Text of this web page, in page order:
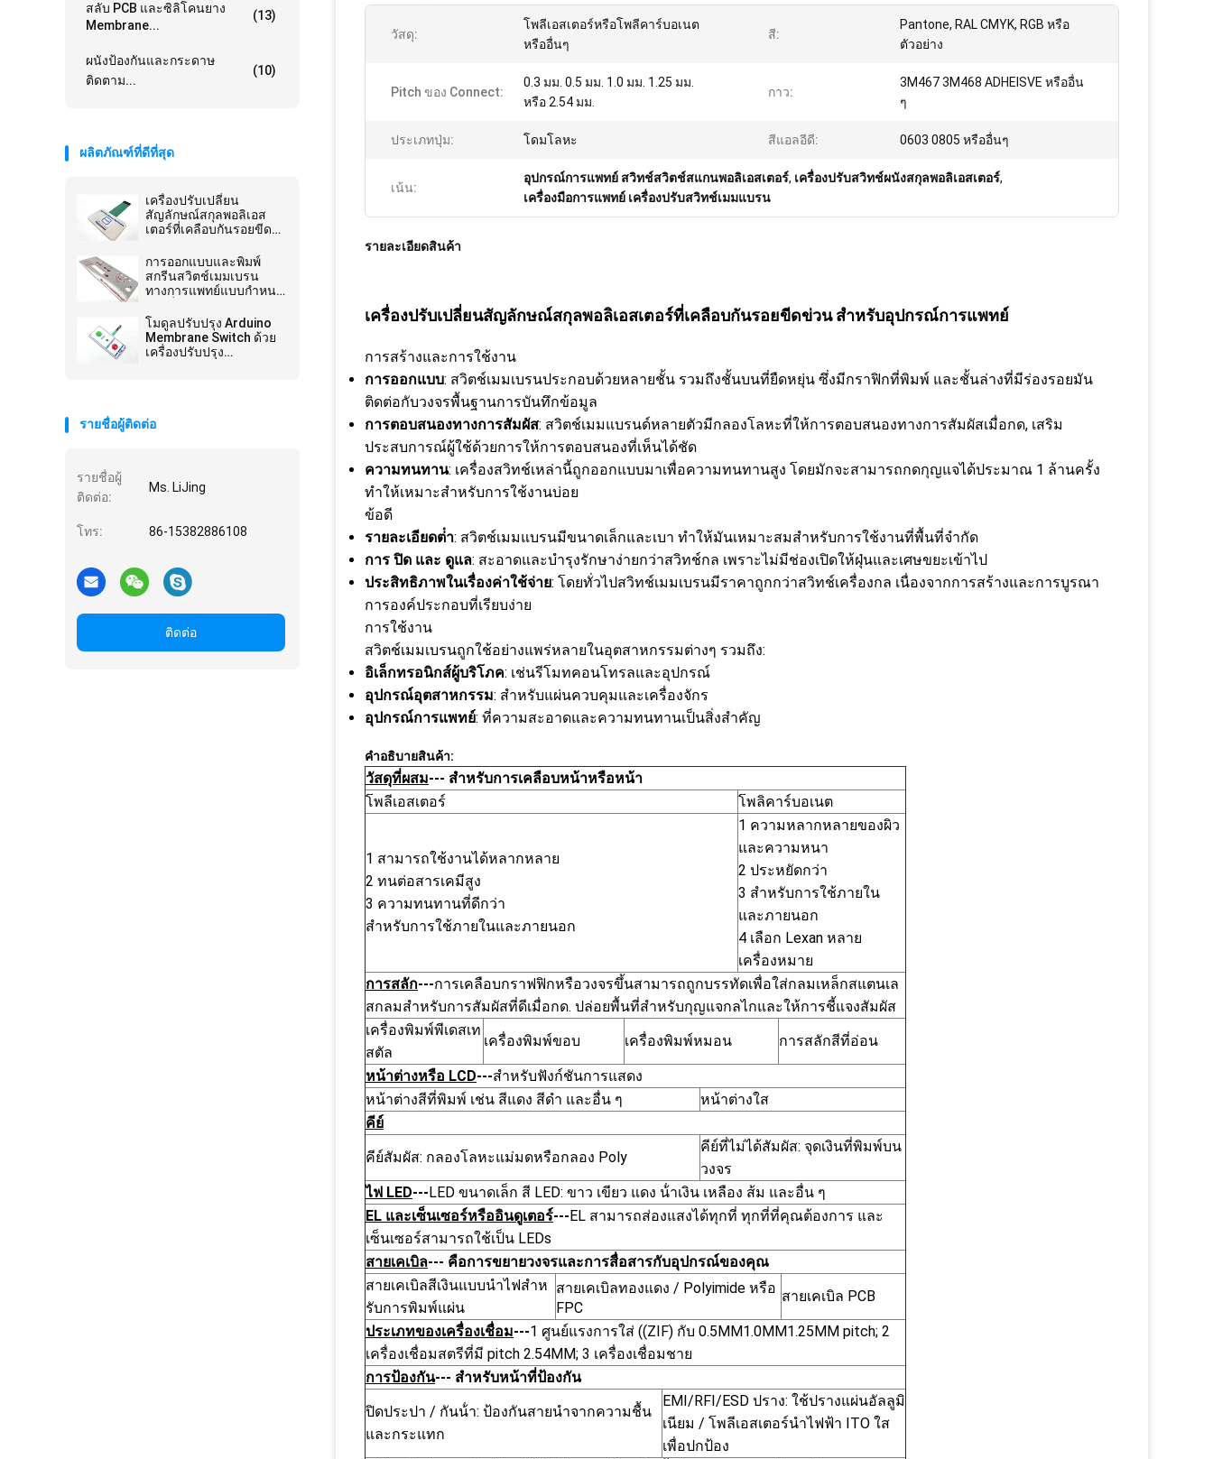
สลับ PCB และซิลิโคนยาง
Membrane...
(13)
ผนังป้องกันและกระดาษ
ติดตาม...
(10)
ผลิตภัณฑ์ที่ดีที่สุด
เครื่องปรับเปลี่ยน
สัญลักษณ์สกุลพอลิเอส
เตอร์ที่เคลือบกันรอยขีด
แพทย์
การออกแบบและพิมพ์
สกรีนสวิตช์เมมเบรน
ทางการแพทย์แบบกำหนด
ใช้ที่เหมาะสมที่สุดพร้อม
กราฟิกโอเวอร์เลย์
โมดูลปรับปรุง Arduino
Membrane Switch ด้วย
เครื่องปรับปรุง
รายชื่อผู้ติดต่อ
รายชื่อผู้
ติดต่อ:
Ms. LiJing
โทร: 86-15382886108
ติดต่อ
วัสดุ:
โพลีเอสเตอร์หรือโพลีคาร์บอเนต
หรืออื่นๆ
สี:
Pantone, RAL CMYK, RGB หรือ
ตัวอย่าง
Pitch ของ Connect:
0.3 มม. 0.5 มม. 1.0 มม. 1.25 มม.
หรือ 2.54 มม.
กาว:
3M467 3M468 ADHEISVE หรืออื่น
ๆ
ประเภทปุ่ม: โดมโลหะ สีแอลอีดี: 0603 0805 หรืออื่นๆ
เน้น:
อุปกรณ์การแพทย์ สวิทช์สวิตช์สแกนพอลิเอสเตอร์, เครื่องปรับสวิทช์ผนังสกุลพอลิเอสเตอร์,
เครื่องมือการแพทย์ เครื่องปรับสวิทช์เมมแบรน
รายละเอียดสินค้า
เครื่องปรับเปลี่ยนสัญลักษณ์สกุลพอลิเอสเตอร์ที่เคลือบกันรอยขีดข่วน สําหรับอุปกรณ์การแพทย์
การสร้างและการใช้งาน
การออกแบบ: สวิตช์เมมเบรนประกอบด้วยหลายชั้น รวมถึงชั้นบนที่ยืดหยุ่น ซึ่งมีกราฟิกที่พิมพ์ และชั้นล่างที่มีร่องรอยมัน
ติดต่อกับวงจรพื้นฐานการบันทึกข้อมูล
การตอบสนองทางการสัมผัส: สวิตช์เมมแบรนด์หลายตัวมีกลองโลหะที่ให้การตอบสนองทางการสัมผัสเมื่อกด, เสริม
ประสบการณ์ผู้ใช้ด้วยการให้การตอบสนองที่เห็นได้ชัด
ความทนทาน: เครื่องสวิทช์เหล่านี้ถูกออกแบบมาเพื่อความทนทานสูง โดยมักจะสามารถกดกุญแจได้ประมาณ 1 ล้านครั้ง
ทําให้เหมาะสําหรับการใช้งานบ่อย
ข้อดี
รายละเอียดต่ํา: สวิตช์เมมแบรนมีขนาดเล็กและเบา ทําให้มันเหมาะสมสําหรับการใช้งานที่พื้นที่จํากัด
การ ปิด และ ดูแล: สะอาดและบํารุงรักษาง่ายกว่าสวิทช์กล เพราะไม่มีช่องเปิดให้ฝุ่นและเศษขยะเข้าไป
ประสิทธิภาพในเรื่องค่าใช้จ่าย: โดยทั่วไปสวิทช์เมมเบรนมีราคาถูกกว่าสวิทช์เครื่องกล เนื่องจากการสร้างและการบูรณา
การองค์ประกอบที่เรียบง่าย
การใช้งาน
สวิตช์เมมเบรนถูกใช้อย่างแพร่หลายในอุตสาหกรรมต่างๆ รวมถึง:
อิเล็กทรอนิกส์ผู้บริโภค: เช่นรีโมทคอนโทรลและอุปกรณ์
อุปกรณ์อุตสาหกรรม: สําหรับแผ่นควบคุมและเครื่องจักร
อุปกรณ์การแพทย์: ที่ความสะอาดและความทนทานเป็นสิ่งสําคัญ
คําอธิบายสินค้า:
วัสดุที่ผสม--- สําหรับการเคลือบหน้าหรือหน้า
โพลีเอสเตอร์
โพลิคาร์บอเนต
1 สามารถใช้งานได้หลากหลาย
2 ทนต่อสารเคมีสูง
3 ความทนทานที่ดีกว่า
สําหรับการใช้ภายในและภายนอก
1 ความหลากหลายของผิว
และความหนา
2 ประหยัดกว่า
3 สําหรับการใช้ภายใน
และภายนอก
4 เลือก Lexan หลาย
เครื่องหมาย
การสลัก---การเคลือบกราฟฟิกหรือวงจรขึ้นสามารถถูกบรรทัดเพื่อใส่กลมเหล็กสแตนเล
สกลมสําหรับการสัมผัสที่ดีเมื่อกด. ปล่อยพื้นที่สําหรับกุญแจกลไกและให้การชี้แจงสัมผัส
เครื่องพิมพ์พีเดสเท
สตัล
เครื่องพิมพ์ขอบ เครื่องพิมพ์หมอน การสลักสีที่อ่อน
หน้าต่างหรือ LCD---สําหรับฟังก์ชันการแสดง
หน้าต่างสีที่พิมพ์ เช่น สีแดง สีดํา และอื่น ๆ
หน้าต่างใส
คีย์
คีย์สัมผัส: กลองโลหะแม่มดหรือกลอง Poly
คีย์ที่ไม่ได้สัมผัส: จุดเงินที่พิมพ์บน
วงจร
ไฟ LED---LED ขนาดเล็ก สี LED: ขาว เขียว แดง น้ําเงิน เหลือง ส้ม และอื่น ๆ
EL และเซ็นเซอร์หรืออินดูเตอร์---EL สามารถส่องแสงได้ทุกที่ ทุกที่ที่คุณต้องการ และ
เซ็นเซอร์สามารถใช้เป็น LEDs
สายเคเบิล--- คือการขยายวงจรและการสื่อสารกับอุปกรณ์ของคุณ
สายเคเบิลสีเงินแบบนําไฟสําห
รับการพิมพ์แผ่น
สายเคเบิลทองแดง / Polyimide หรือ
FPC
สายเคเบิล PCB
ประเภทของเครื่องเชื่อม---1 ศูนย์แรงการใส่ ((ZIF) กับ 0.5MM1.0MM1.25MM pitch; 2
เครื่องเชื่อมสตรีที่มี pitch 2.54MM; 3 เครื่องเชื่อมชาย
การป้องกัน--- สําหรับหน้าที่ป้องกัน
ปิดประปา / กันน้ํา: ป้องกันสายนําจากความชื้น
และกระแทก
EMI/RFI/ESD ปราง: ใช้ปรางแผ่นอัลลูมิ
เนียม / โพลีเอสเตอร์นําไฟฟ้า ITO ใส
เพื่อปกป้อง